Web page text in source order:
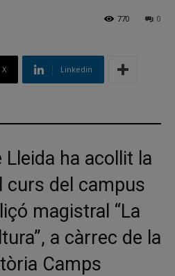
0
770
X Linkedin
Lleida ha acollit la
curs del campus
magistral “La
a càrrec de la
Camps